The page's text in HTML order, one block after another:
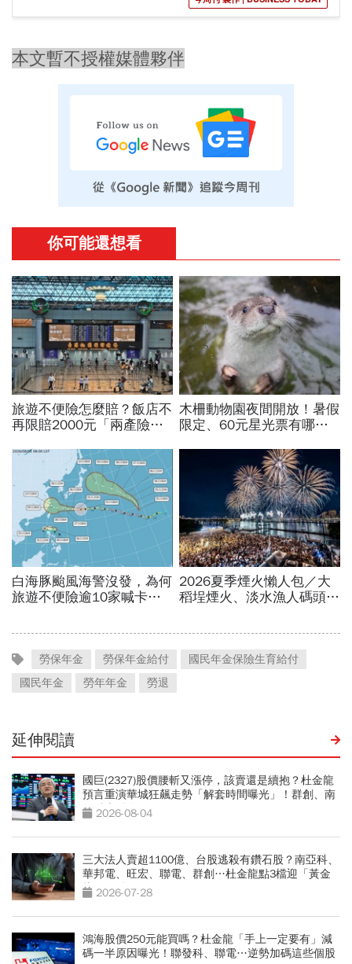
本文暫不授權媒體夥伴
勞保年金 勞保年金給付
國民年金保險生育給付
國民年金
勞年年金 勞退
延伸閱讀
國巨(2327)股價腰斬又漲停，該賣還是續抱？杜金龍
預言重演華城狂飆走勢「解套時間曝光」！群創、南
亞科也點名
2026-08-04
三大法人賣超1100億、台股逃殺有鑽石股？南亞科、
華邦電、旺宏、聯電、群創…杜金龍點3檔迎「黃金
坑」買點
2026-07-28
鴻海股價250元能買嗎？杜金龍「手上一定要有」減
碼一半原因曝光！聯發科、聯電…逆勢加碼這些個股